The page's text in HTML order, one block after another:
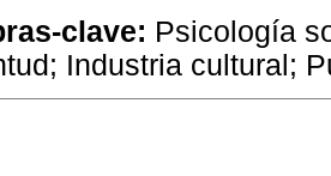
clave: Psicología
Industria cultural;